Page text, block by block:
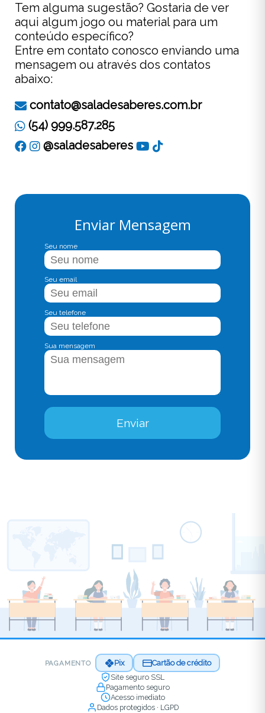
Enviar Mensagem
Seu nome
Seu email
Seu telefone
Sua mensagem
Enviar
Tem alguma sugestão? Gostaria de ver
aqui algum jogo ou material para um
conteúdo específico?
Entre em contato conosco enviando uma
mensagem ou através dos contatos
abaixo:
contato@saladesaberes.com.br
(54) 999.587.285
@saladesaberes
PAGAMENTO Pix
Cartão de crédito
Site seguro SSL
Pagamento seguro
Acesso imediato
Dados protegidos · LGPD